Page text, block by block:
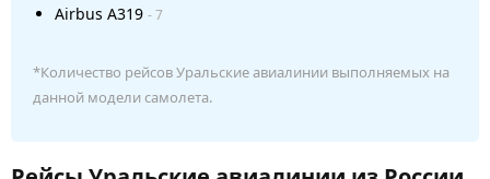
Airbus A319 - 7
*Количество рейсов Уральские авиалинии выполняемых на
данной модели самолета.